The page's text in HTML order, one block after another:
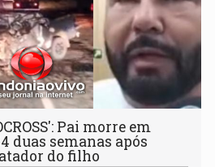
Pai morre em
duas semanas após
do filho